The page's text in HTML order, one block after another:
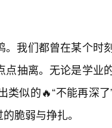
我们都曾在某个时
抽离。无论是学业
似的🔥“不能再深
脆弱与挣扎。